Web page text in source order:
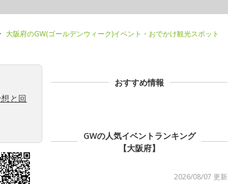
大阪府のGW(ゴールデンウィーク)イベント・おでかけ観光スポット
と回
おすすめ情報
GWの人気イベントランキング
【大阪府】
2026/08/07 更新